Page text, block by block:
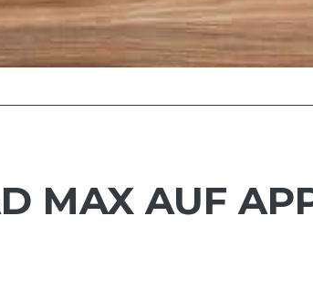
MAX AUF